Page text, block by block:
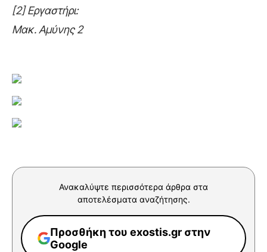
[2] Εργαστήρι:
Μακ. Αμύνης 2
Ανακαλύψτε περισσότερα άρθρα στα
αποτελέσματα αναζήτησης.
Προσθήκη του exostis.gr στην
Google